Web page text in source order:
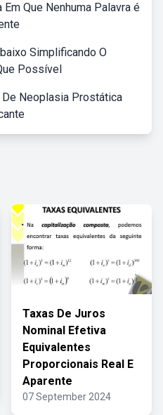
Que Nenhuma Palavra é
Simplificando O
Possível
Neoplasia Prostática
Taxas De Juros
Nominal Efetiva
Equivalentes
Proporcionais Real E
Aparente
07 September 2024